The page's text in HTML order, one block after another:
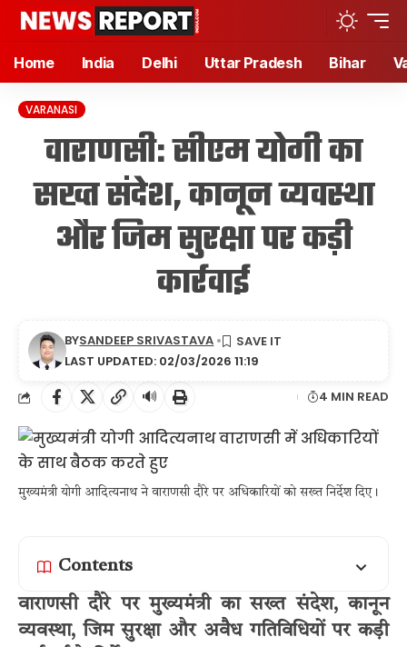
Home India Delhi Uttar Pradesh Bihar
VARANASI
वाराणसी: सीएम योगी का
सख्त संदेश, कानून व्यवस्था
और जिम सुरक्षा पर कड़ी
कार्रवाई
LAST UPDATED: 02/03/2026 11:19
BYSANDEEP SRIVASTAVA
🔊 4 MIN READ
मुख्यमंत्री योगी आदित्यनाथ ने वाराणसी दौरे पर अधिकारियों को सख्त निर्देश दिए।
Contents
वाराणसी दौरे पर मुख्यमंत्री का सख्त संदेश, कानून
व्यवस्था, जिम सुरक्षा और अवैध गतिविधियों पर कड़ी